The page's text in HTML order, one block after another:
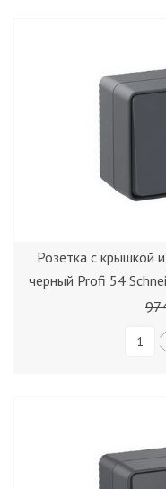
Розетка с крышкой
черный Profi 54